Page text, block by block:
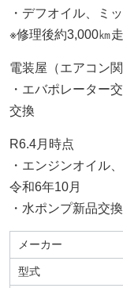
・デフオイル、ミ
※修理後約3,000㎞
電装屋（エアコン
・エバポレーター
交換
R6.4月時点
・エンジンオイル
令和6年10月
・水ポンプ新品交換
メーカー
型式